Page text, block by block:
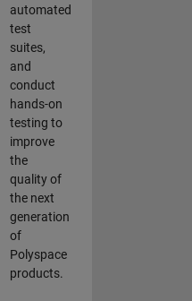
automated
test
suites,
and
conduct
hands-on
testing to
improve
the
quality of
the next
generation
of
Polyspace
products.